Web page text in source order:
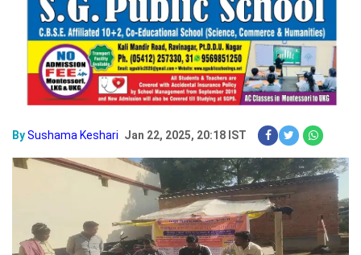
BySushama Keshari Jan 22, 2025, 20:18 IST